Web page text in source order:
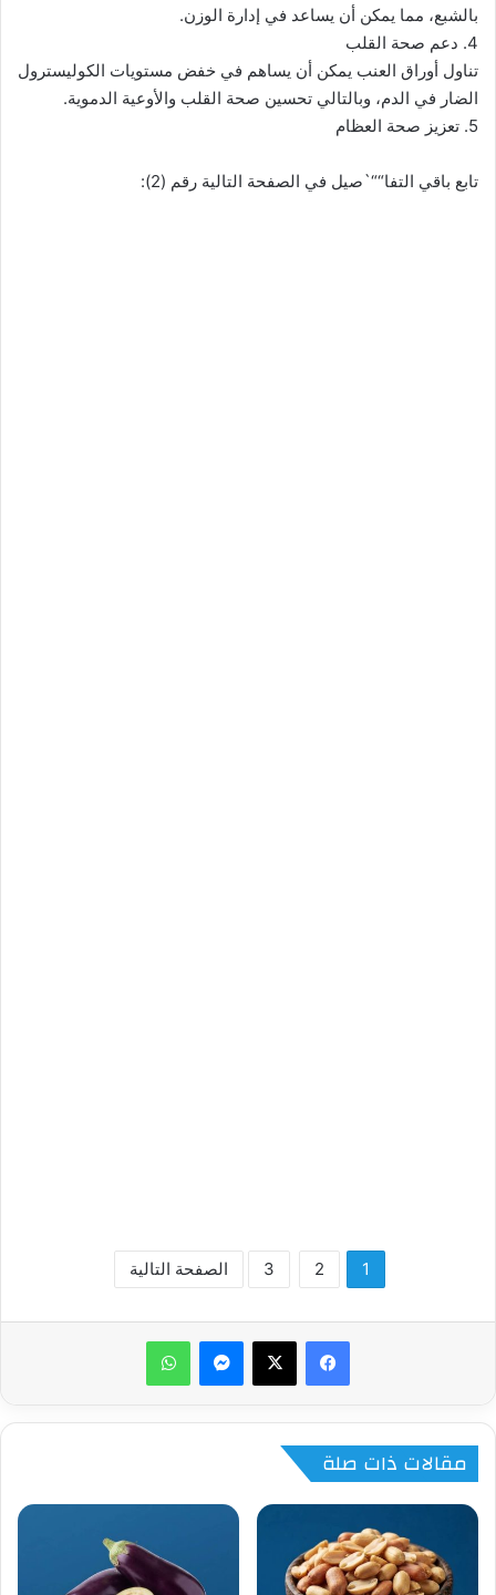
بالشبع، مما يمكن أن يساعد في إدارة الوزن.
4. دعم صحة القلب
تناول أوراق العنب يمكن أن يساهم في خفض مستويات الكوليسترول
الضار في الدم، وبالتالي تحسين صحة القلب والأوعية الدموية.
5. تعزيز صحة العظام
تابع باقي التفا““`صيل في الصفحة التالية رقم (2):
1
2
3 الصفحة التالية
ماسنجر واتساب
مقالات ذات صلة